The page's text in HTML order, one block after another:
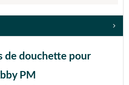
de douchette pour
PM